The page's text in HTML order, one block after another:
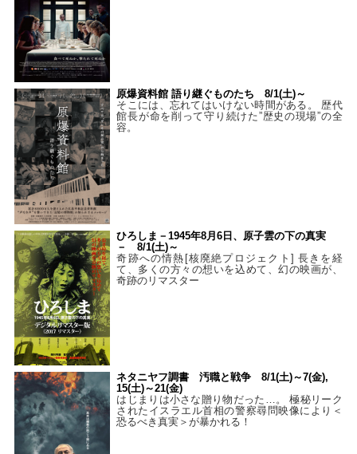
原爆資料館 語り継ぐものたち 8/1(土)～
そこには、忘れてはいけない時間がある。 歴代
館長が命を削って守り続けた”歴史の現場”の全
容。
ひろしま－1945年8月6日、原子雲の下の真実
－ 8/1(土)～
奇跡への情熱[核廃絶プロジェクト] 長きを経
て、多くの方々の想いを込めて、幻の映画が、
奇跡のリマスター
ネタニヤフ調書 汚職と戦争 8/1(土)～7(金),
15(土)～21(金)
はじまりは小さな贈り物だった…。 極秘リーク
されたイスラエル首相の警察尋問映像により＜
恐るべき真実＞が暴かれる！